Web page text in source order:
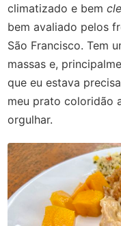
climatizado e bem
bem avaliado pelos
São Francisco. Tem
massas e,
que eu estava
meu prato coloridão
orgulhar.